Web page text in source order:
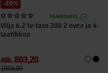
-20%
TILAUSTUOTE
Vilja 6.2 tv-taso 200 2 ovea ja 4
laatikkoa
Alk. 803,20
1004,00